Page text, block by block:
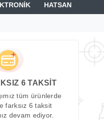
HATSAN
6 TAKSİT
tüm ürünlerde
farksız 6 taksit
devam ediyor.